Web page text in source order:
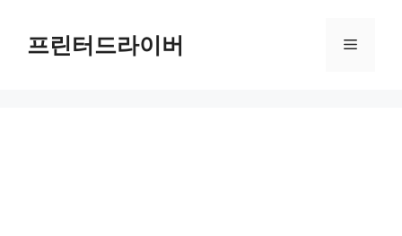
content프린터드라이버 Menu